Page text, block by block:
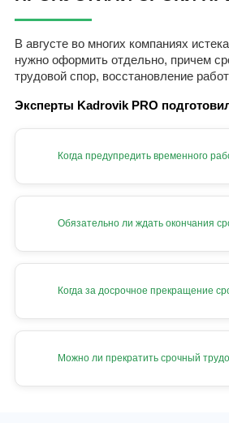
В августе во многих компаниях
нужно оформить отдельно, причем
трудовой спор, восстановление
Эксперты Kadrovik PRO
Когда предупредить временного
Обязательно ли ждать окончания
Когда за досрочное прекращение
Можно ли прекратить срочный